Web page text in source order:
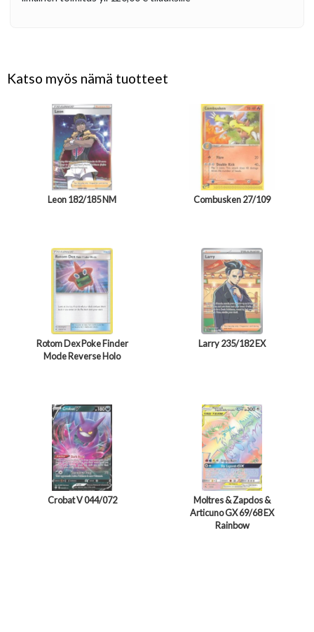
Katso myös nämä tuotteet
Leon 182/185 NM Combusken 27/109
Rotom Dex Poke Finder
Mode Reverse Holo
Larry 235/182 EX
Crobat V 044/072
Moltres & Zapdos &
Articuno GX 69/68 EX
Rainbow